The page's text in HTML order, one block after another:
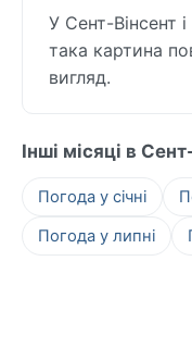
У Сент-Вінсент
така картина
вигляд.
Інші місяці в
Погода у січні
Погода у липні